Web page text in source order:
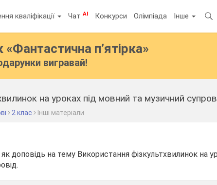
кваліфікації ЧатAI Конкурси Олімпіада Інше
«Фантастична п’ятірка»
вигравай!
на уроках під мовний та музичний
2 клас Інші матеріали
доповідь на тему Використання фізкультхвилинок на